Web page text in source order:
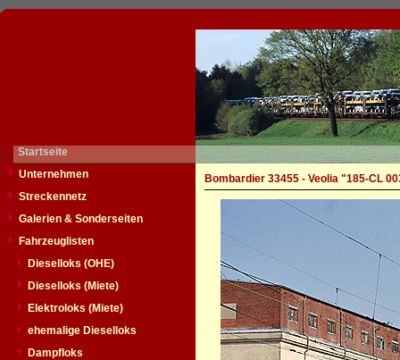
Startseite
Unternehmen
Streckennetz
Galerien & Sonderseiten
Fahrzeuglisten
Dieselloks (OHE)
Dieselloks (Miete)
Elektroloks (Miete)
ehemalige Dieselloks
Dampfloks
Bombardier 33455 - Veolia "185-CL